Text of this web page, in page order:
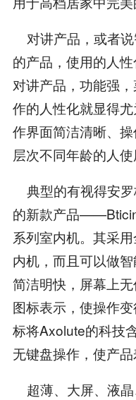
对讲产品，或者
的产品，使用的人
对讲产品，功能强
作的人性化就显得
作界面简洁清晰、
层次不同年龄的人使
典型的有视得安
的新款产品
系列室内机。其采
内机，而且可以做
简洁明快，屏幕上
图标表示，使操作
标将Axolute的科技
无键盘操作，使产品
超薄、大屏、液